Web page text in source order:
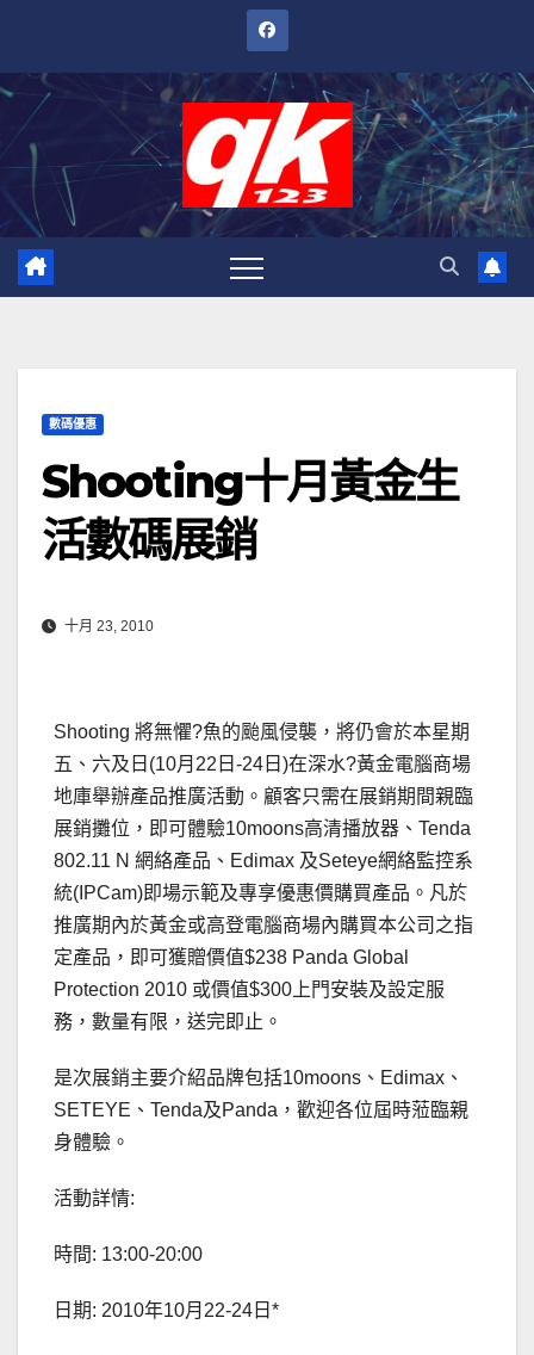
內
數碼優惠
Shooting十月黃金生
活數碼展銷
十月 23, 2010
Shooting 將無懼?魚的颱風侵襲，將仍會於本星期
五、六及日(10月22日-24日)在深水?黃金電腦商場
地庫舉辦產品推廣活動。顧客只需在展銷期間親臨
展銷攤位，即可體驗10moons高清播放器、Tenda
802.11 N 網絡產品、Edimax 及Seteye網絡監控系
統(IPCam)即場示範及專享優惠價購買產品。凡於
推廣期內於黃金或高登電腦商場內購買本公司之指
定產品，即可獲贈價值$238 Panda Global
Protection 2010 或價值$300上門安裝及設定服
務，數量有限，送完即止。
是次展銷主要介紹品牌包括10moons、Edimax、
SETEYE、Tenda及Panda，歡迎各位屆時蒞臨親
身體驗。
活動詳情:
時間: 13:00-20:00
日期: 2010年10月22-24日*